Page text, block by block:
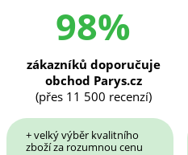
98%
zákazníků doporučuje
obchod Parys.cz
(přes 11 500 recenzí)
+ velký výběr kvalitního
zboží za rozumnou cenu